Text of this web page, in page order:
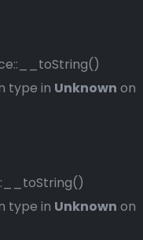
type in Unknown on
type in Unknown on